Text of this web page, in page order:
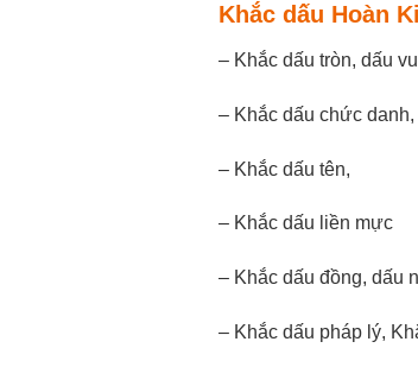
Khắc dấu Hoàn
– Khắc dấu tròn, dấu
– Khắc dấu chức
– Khắc dấu tên,
– Khắc dấu liền mực
– Khắc dấu đồng, dấu
– Khắc dấu pháp lý,